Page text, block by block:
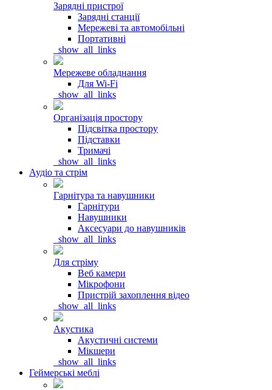
Зарядні пристрої
Зарядні станції
Мережеві та автомобільні
Портативні
_show_all_links
Мережеве обладнання
Для Wi-Fi
_show_all_links
Організація простору
Підсвітка простору
Підставки
Тримачі
_show_all_links
Аудіо та стрім
Гарнітура та навушники
Гарнітури
Навушники
Аксесуари до навушників
_show_all_links
Для стріму
Веб камери
Мікрофони
Пристрій захоплення відео
_show_all_links
Акустика
Акустичні системи
Мікшери
_show_all_links
Геймерські меблі